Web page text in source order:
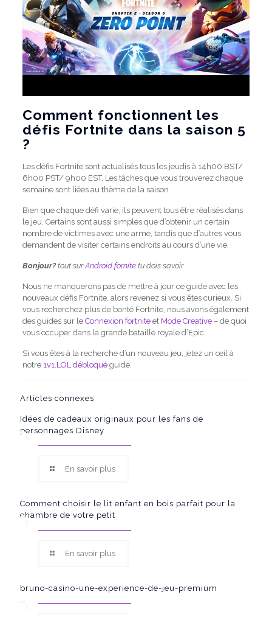
Comment fonctionnent les
défis Fortnite dans la saison 5
?
Les défis Fortnite sont actualisés tous les jeudis à 14h00 BST/
6h00 PST/ 9h00 EST. Les tâches que vous trouverez chaque
semaine sont liées au thème de la saison.
Bien que chaque défi varie, ils peuvent tous être réalisés dans
le jeu. Certains sont aussi simples que d’obtenir un certain
nombre de victimes avec une arme, tandis que d’autres vous
demandent de visiter certains endroits au cours d’une vie.
Bonjour?tout surAndroid fornitetu dois savoir
Nous ne manquerons pas de mettre à jour ce guide avec les
nouveaux défis Fortnite, alors revenez si vous êtes curieux. Si
vous recherchez plus de bonté Fortnite, nous avons également
des guides sur le Connexion fortniteet Mode Creative– de quoi
vous occuper dans la grande bataille royale d’Epic.
Si vous êtes à la recherche d’un nouveau jeu, jetez un œil à
notre 1v1.LOL débloquéguide.
Articles connexes
Idées de cadeaux originaux pour les fans de
personnages Disney
En savoir plus
Comment choisir le lit enfant en bois parfait pour la
chambre de votre petit
En savoir plus
bruno-casino-une-experience-de-jeu-premium